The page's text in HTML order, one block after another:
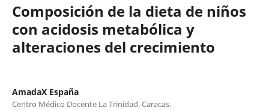
Composición de la dieta de niños
con acidosis metabólica y
alteraciones del crecimiento
AmadaX España
Centro Médico Docente La Trinidad. Caracas.